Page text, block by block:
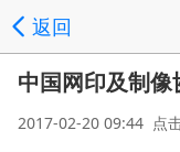
返回
中国网印及制
2017-02-20 09:44 点